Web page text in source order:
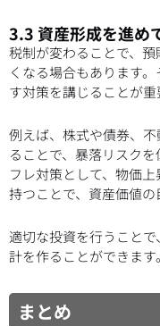
3.3 資産形成を進め
税制が変わることで、
くなる場合もあります
す対策を講じることが重
例えば、株式や債券、
ることで、暴落リスク
フレ対策として、物価
持つことで、資産価値の
適切な投資を行うこと
計を作ることができます。
まとめ